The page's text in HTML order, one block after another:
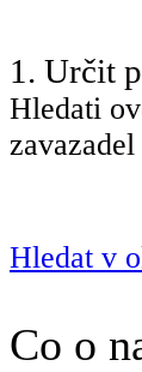
1 . Určit
Hledati
Hledat v
Co o